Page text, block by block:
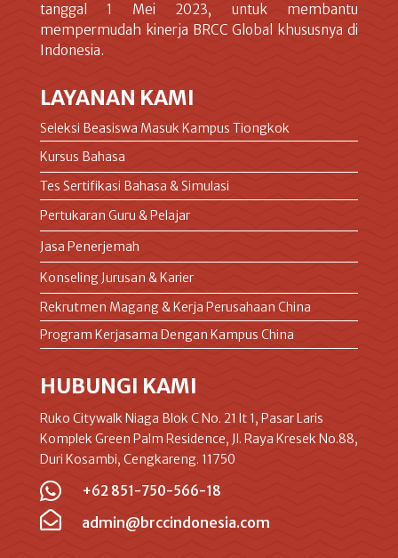
tanggal 1 Mei 2023, untuk membantu
mempermudah kinerja BRCC Global khususnya di
Indonesia.
LAYANAN KAMI
Seleksi Beasiswa Masuk Kampus Tiongkok
Kursus Bahasa
Tes Sertifikasi Bahasa & Simulasi
Pertukaran Guru & Pelajar
Jasa Penerjemah
Konseling Jurusan & Karier
Rekrutmen Magang & Kerja Perusahaan China
Program Kerjasama Dengan Kampus China
HUBUNGI KAMI
Ruko Citywalk Niaga Blok C No. 21 lt 1, Pasar Laris
Komplek Green Palm Residence, Jl. Raya Kresek No.88,
Duri Kosambi, Cengkareng. 11750
 +62 851-750-566-18
 admin@brccindonesia.com